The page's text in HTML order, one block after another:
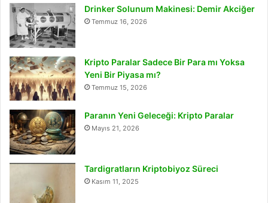
Drinker Solunum Makinesi: Demir Akciğer
Temmuz 16, 2026
Kripto Paralar Sadece Bir Para mı Yoksa
Yeni Bir Piyasa mı?
Temmuz 15, 2026
Paranın Yeni Geleceği: Kripto Paralar
Mayıs 21, 2026
Tardigratların Kriptobiyoz Süreci
Kasım 11, 2025